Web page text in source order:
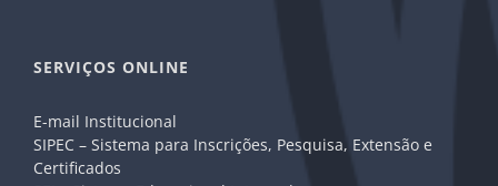
SERVIÇOS ONLINE
E-mail Institucional
SIPEC – Sistema para Inscrições, Pesquisa, Extensão e
Certificados